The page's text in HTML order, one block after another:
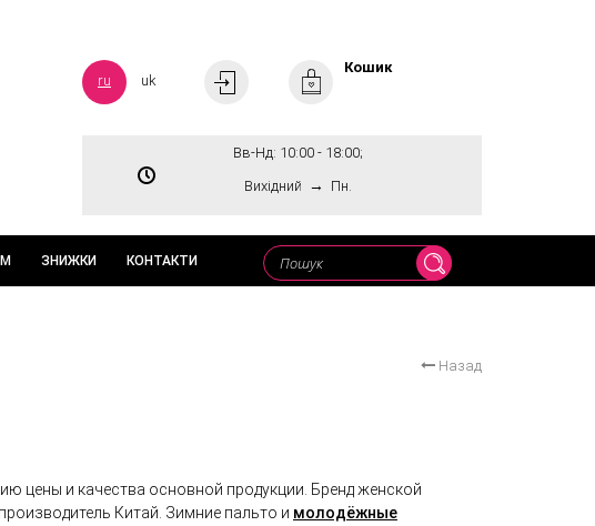
ru uk
Кошик
Вв-Нд: 10:00 - 18:00;
Вихідний → Пн.
ЗНИЖКИ КОНТАКТИ
Назад
цены и качества основной продукции. Бренд женской
Китай. Зимние пальто и молодёжные